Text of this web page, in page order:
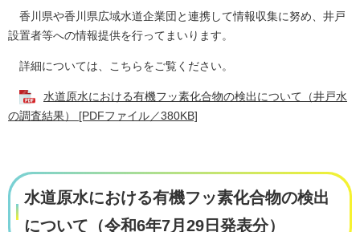
香川県や香川県広域水道企業団と連携して情報収集に努め、井戸
設置者等への情報提供を行ってまいります。
詳細については、こちらをご覧ください。
水道原水における有機フッ素化合物の検出について（井戸水
の調査結果） [PDFファイル／380KB]
水道原水における有機フッ素化合物の検出
について（令和6年7月29日発表分）